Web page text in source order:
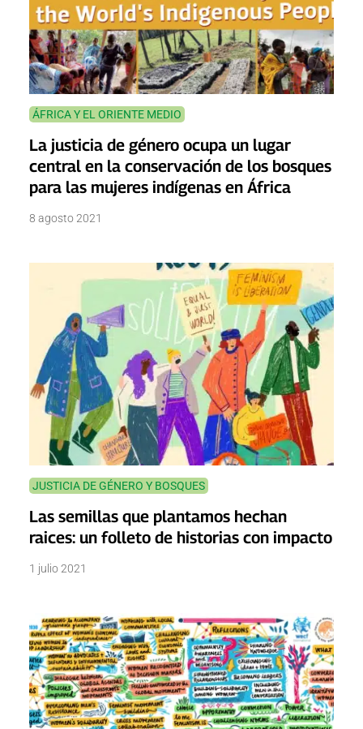
ÁFRICA Y EL ORIENTE MEDIO
La justicia de género ocupa un lugar
central en la conservación de los bosques
para las mujeres indígenas en África
8 agosto 2021
JUSTICIA DE GÉNERO Y BOSQUES
Las semillas que plantamos hechan
raices: un folleto de historias con impacto
1 julio 2021